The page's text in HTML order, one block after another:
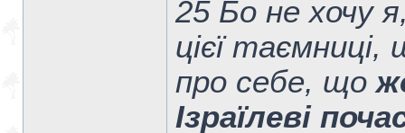
25 Бо не хочу
цієї
про себе, що
Ізраїлеві